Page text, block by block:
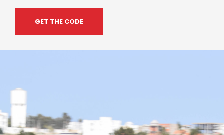
GET THE CODE